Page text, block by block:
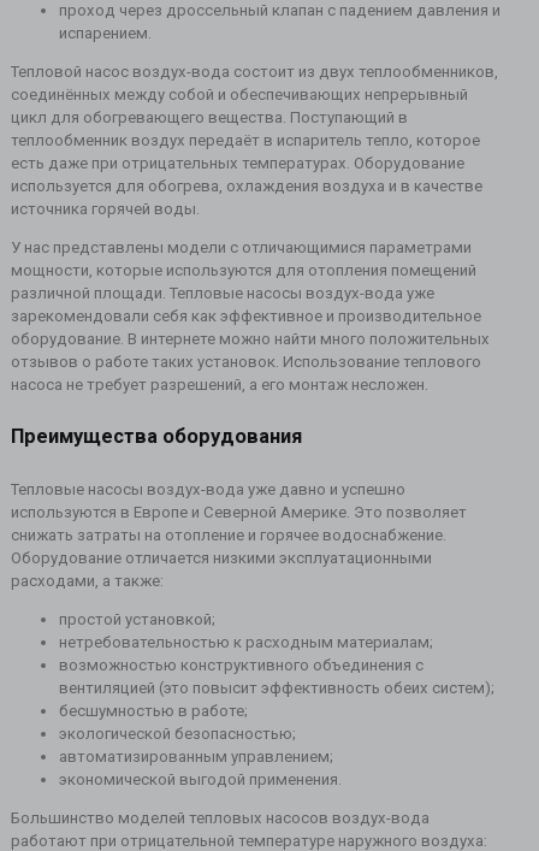
проход через дроссельный клапан с падением давления и
испарением.
Тепловой насос воздух-вода состоит из двух теплообменников,
соединённых между собой и обеспечивающих непрерывный
цикл для обогревающего вещества. Поступающий в
теплообменник воздух передаёт в испаритель тепло, которое
есть даже при отрицательных температурах. Оборудование
используется для обогрева, охлаждения воздуха и в качестве
источника горячей воды.
У нас представлены модели с отличающимися параметрами
мощности, которые используются для отопления помещений
различной площади. Тепловые насосы воздух-вода уже
зарекомендовали себя как эффективное и производительное
оборудование. В интернете можно найти много положительных
отзывов о работе таких установок. Использование теплового
насоса не требует разрешений, а его монтаж несложен.
Преимущества оборудования
Тепловые насосы воздух-вода уже давно и успешно
используются в Европе и Северной Америке. Это позволяет
снижать затраты на отопление и горячее водоснабжение.
Оборудование отличается низкими эксплуатационными
расходами, а также:
простой установкой;
нетребовательностью к расходным материалам;
возможностью конструктивного объединения с
вентиляцией (это повысит эффективность обеих систем);
бесшумностью в работе;
экологической безопасностью;
автоматизированным управлением;
экономической выгодой применения.
Большинство моделей тепловых насосов воздух-вода
работают при отрицательной температуре наружного воздуха: